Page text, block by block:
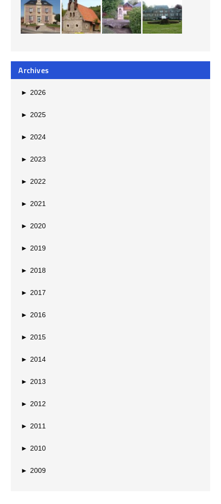
Archives
► 2026
► 2025
► 2024
► 2023
► 2022
► 2021
► 2020
► 2019
► 2018
► 2017
► 2016
► 2015
► 2014
► 2013
► 2012
► 2011
► 2010
► 2009